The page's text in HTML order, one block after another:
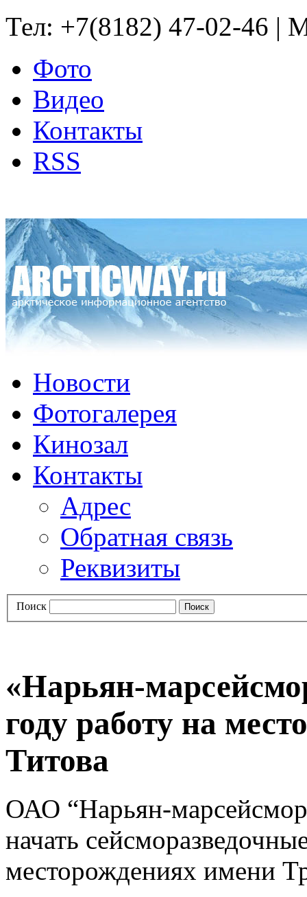
Тел: +7(8182) 47-02-46 |
Фото
Видео
Контакты
RSS
Новости
Фотогалерея
Кинозал
Контакты
Адрес
Обратная связь
Реквизиты
Поиск
«Нарьян-
году работу на
Титова
ОАО “Нарьян-
начать
месторождениях имени